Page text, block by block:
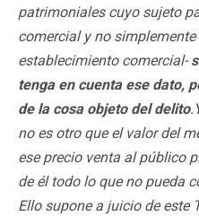
patrimoniales cuyo sujeto
comercial y no
establecimiento comercial-
tenga en cuenta ese dato,
de la cosa objeto del delito
no es otro que el valor del
ese precio venta al público
de él todo lo que no pueda
Ello supone a juicio de este